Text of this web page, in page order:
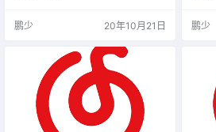
鹏少 20年10月21日 鹏少